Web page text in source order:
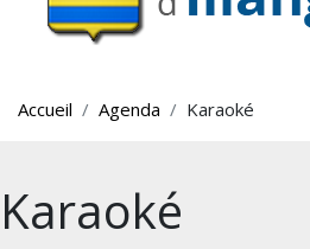
Accueil Agenda Karaoké
Karaoké